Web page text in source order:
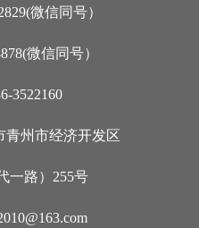
微信同号）
微信同号）
3522160
青州市经济开发区
一路）255号